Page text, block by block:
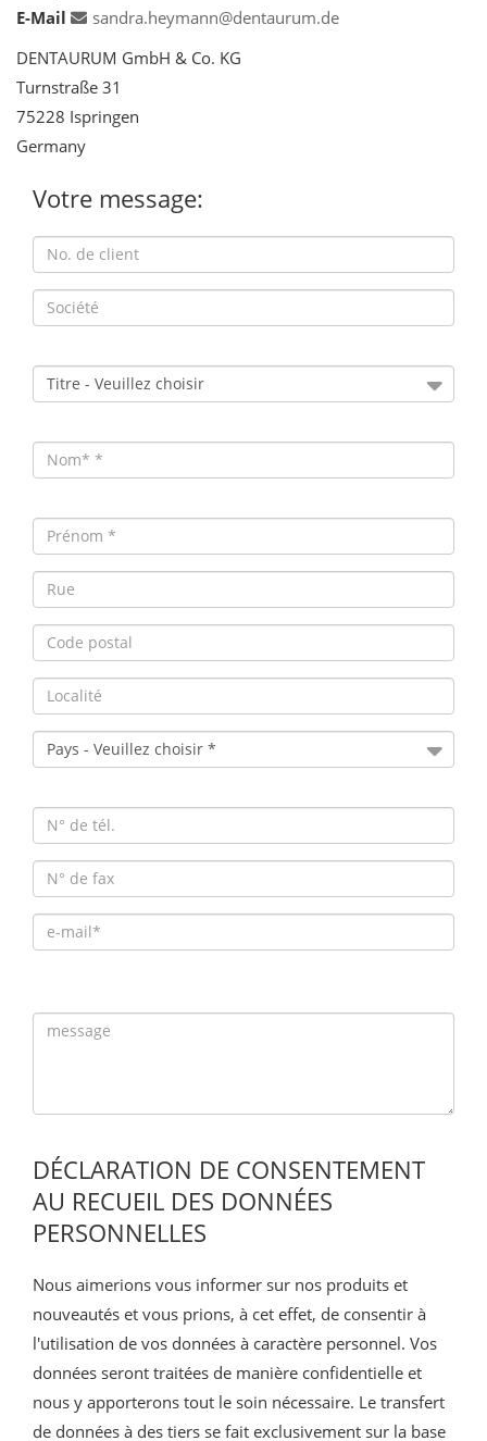
E-Mail
sandra.heymann@dentaurum.de
DENTAURUM GmbH & Co. KG
Turnstraße 31
75228 Ispringen
Germany
Votre message:
DÉCLARATION DE CONSENTEMENT
AU RECUEIL DES DONNÉES
PERSONNELLES
Nous aimerions vous informer sur nos produits et
nouveautés et vous prions, à cet effet, de consentir à
l'utilisation de vos données à caractère personnel. Vos
données seront traitées de manière confidentielle et
nous y apporterons tout le soin nécessaire. Le transfert
de données à des tiers se fait exclusivement sur la base